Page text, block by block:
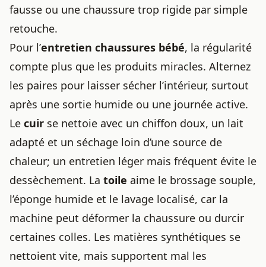
fausse ou une chaussure trop rigide par simple
retouche.
Pour l’entretien chaussures bébé, la régularité
compte plus que les produits miracles. Alternez
les paires pour laisser sécher l’intérieur, surtout
après une sortie humide ou une journée active.
Le cuir se nettoie avec un chiffon doux, un lait
adapté et un séchage loin d’une source de
chaleur; un entretien léger mais fréquent évite le
dessèchement. La toile aime le brossage souple,
l’éponge humide et le lavage localisé, car la
machine peut déformer la chaussure ou durcir
certaines colles. Les matières synthétiques se
nettoient vite, mais supportent mal les